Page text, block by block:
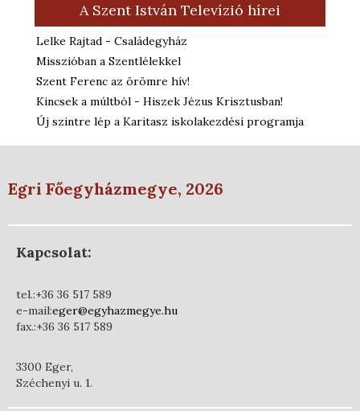
A Szent István Televízió hírei
Lelke Rajtad - Családegyház
Misszióban a Szentlélekkel
Szent Ferenc az örömre hív!
Kincsek a múltból - Hiszek Jézus Krisztusban!
Új szintre lép a Karitasz iskolakezdési programja
Egri Főegyházmegye, 2026
Kapcsolat:
tel.:+36 36 517 589
e-mail:eger@egyhazmegye.hu
fax.:+36 36 517 589
3300 Eger,
Széchenyi u. 1.